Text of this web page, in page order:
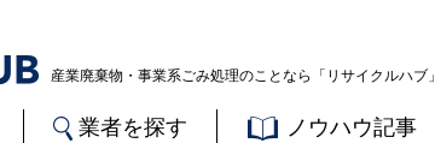
産業廃棄物・事業系ごみ処理のことなら「リサイクルハブ」
業者を探す ノウハウ記事